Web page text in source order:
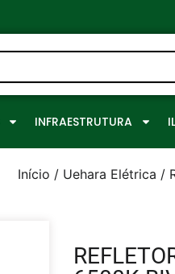
INFRAESTRUTURA
Início / Uehara Elétrica /